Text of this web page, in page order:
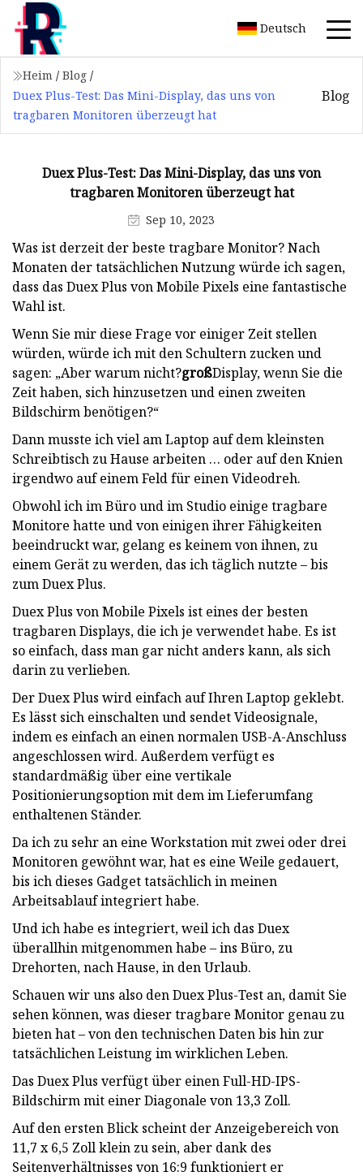
Deutsch
Heim / Blog /
Duex Plus-Test: Das Mini-Display, das uns von
tragbaren Monitoren überzeugt hat
Blog
Duex Plus-Test: Das Mini-Display, das uns von
tragbaren Monitoren überzeugt hat
Sep 10, 2023
Was ist derzeit der beste tragbare Monitor? Nach
Monaten der tatsächlichen Nutzung würde ich sagen,
dass das Duex Plus von Mobile Pixels eine fantastische
Wahl ist.
Wenn Sie mir diese Frage vor einiger Zeit stellen
würden, würde ich mit den Schultern zucken und
sagen: „Aber warum nicht?großDisplay, wenn Sie die
Zeit haben, sich hinzusetzen und einen zweiten
Bildschirm benötigen?“
Dann musste ich viel am Laptop auf dem kleinsten
Schreibtisch zu Hause arbeiten … oder auf den Knien
irgendwo auf einem Feld für einen Videodreh.
Obwohl ich im Büro und im Studio einige tragbare
Monitore hatte und von einigen ihrer Fähigkeiten
beeindruckt war, gelang es keinem von ihnen, zu
einem Gerät zu werden, das ich täglich nutzte – bis
zum Duex Plus.
Duex Plus von Mobile Pixels ist eines der besten
tragbaren Displays, die ich je verwendet habe. Es ist
so einfach, dass man gar nicht anders kann, als sich
darin zu verlieben.
Der Duex Plus wird einfach auf Ihren Laptop geklebt.
Es lässt sich einschalten und sendet Videosignale,
indem es einfach an einen normalen USB-A-Anschluss
angeschlossen wird. Außerdem verfügt es
standardmäßig über eine vertikale
Positionierungsoption mit dem im Lieferumfang
enthaltenen Ständer.
Da ich zu sehr an eine Workstation mit zwei oder drei
Monitoren gewöhnt war, hat es eine Weile gedauert,
bis ich dieses Gadget tatsächlich in meinen
Arbeitsablauf integriert habe.
Und ich habe es integriert, weil ich das Duex
überallhin mitgenommen habe – ins Büro, zu
Drehorten, nach Hause, in den Urlaub.
Schauen wir uns also den Duex Plus-Test an, damit Sie
sehen können, was dieser tragbare Monitor genau zu
bieten hat – von den technischen Daten bis hin zur
tatsächlichen Leistung im wirklichen Leben.
Das Duex Plus verfügt über einen Full-HD-IPS-
Bildschirm mit einer Diagonale von 13,3 Zoll.
Auf den ersten Blick scheint der Anzeigebereich von
11,7 x 6,5 Zoll klein zu sein, aber dank des
Seitenverhältnisses von 16:9 funktioniert er